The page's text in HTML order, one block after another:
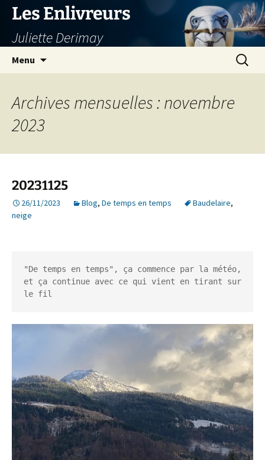
Aller
contenu
Les Enlivreurs
Juliette Derimay
Menu
Archives mensuelles : novembre
2023
20231125
26/11/2023 Blog, De temps en temps Baudelaire,
neige
"De temps en temps", ça commence par la météo,
et ça continue avec ce qui vient en tirant sur
le fil